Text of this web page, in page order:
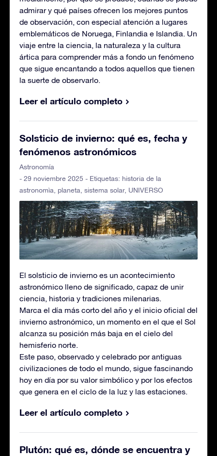
admirar y qué países ofrecen los mejores puntos
de observación, con especial atención a lugares
emblemáticos de Noruega, Finlandia e Islandia. Un
viaje entre la ciencia, la naturaleza y la cultura
ártica para comprender más a fondo un fenómeno
que sigue encantando a todos aquellos que tienen
la suerte de observarlo.
Leer el artículo completo
Solsticio de invierno: qué es, fecha y
fenómenos astronómicos
Astronomía
- 29 noviembre 2025 - Etiquetas: historia de la
astronomìa
planeta sistema solar, UNIVERSO
El solsticio de invierno es un acontecimiento
astronómico lleno de significado, capaz de unir
ciencia, historia y tradiciones milenarias.
Marca el día más corto del año y el inicio oficial del
invierno astronómico, un momento en el que el Sol
alcanza su posición más baja en el cielo del
hemisferio norte.
Este paso, observado y celebrado por antiguas
civilizaciones de todo el mundo, sigue fascinando
hoy en día por su valor simbólico y por los efectos
que genera en el ciclo de la luz y las estaciones.
Leer el artículo completo
Plutón: qué es, dónde se encuentra y